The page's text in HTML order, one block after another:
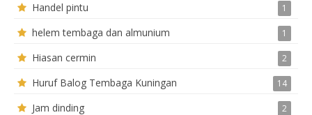
Handel pintu 1
helem tembaga dan almunium 1
Hiasan cermin 2
Huruf Balog Tembaga Kuningan 14
Jam dinding 2